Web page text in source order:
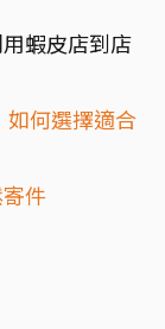
蝦皮店到店
如何選擇適合
件